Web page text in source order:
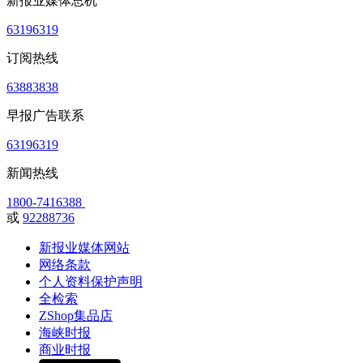
63196319
订阅热线
63883838
早报广告联系
63196319
新闻热线
1800-7416388
或 92288736
新报业媒体网站
网络条款
个人资料保护声明
全检索
ZShop集品店
海峡时报
商业时报